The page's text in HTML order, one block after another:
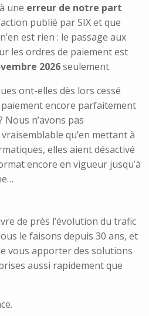
une erreur de notre part
publié par SIX et que
est rien : le passage aux
les ordres de paiement est
2026seulement.
ont-elles dès lors cessé
paiement encore parfaitement
Nous n’avons pas
qu’en mettant à
elles aient désactivé
encore en vigueur jusqu’à
de près l’évolution du trafic
le faisons depuis 30 ans, et
vous apporter des solutions
aussi rapidement que